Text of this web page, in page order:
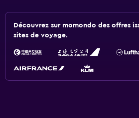
Découvrez sur momondo des offres
sites de voyage.